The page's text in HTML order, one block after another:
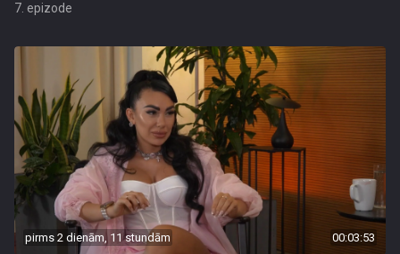
7. epizode
pirms 2 dienām, 11 stundām 00:03:53